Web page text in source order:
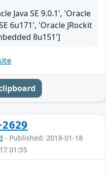
Java SE 9.0.1', 'Oracle
6u171', 'Oracle JRockit
8u151']
- Published: 2018-01-18
01:55